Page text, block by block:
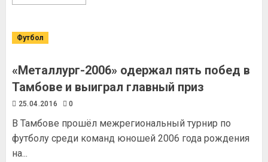
Футбол
«Металлург-2006» одержал пять побед в
Тамбове и выиграл главный приз
25.04.2016 0
В Тамбове прошёл межрегиональный турнир по
футболу среди команд юношей 2006 года рождения
на...